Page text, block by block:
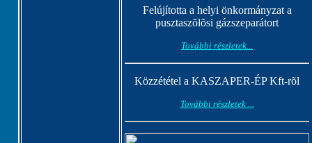
Felújította a helyi önkormányzat a
pusztaszõlõsi gázszeparátort
További részletek...
Közzététel a KASZAPER-ÉP Kft-rõl
További részletek ...